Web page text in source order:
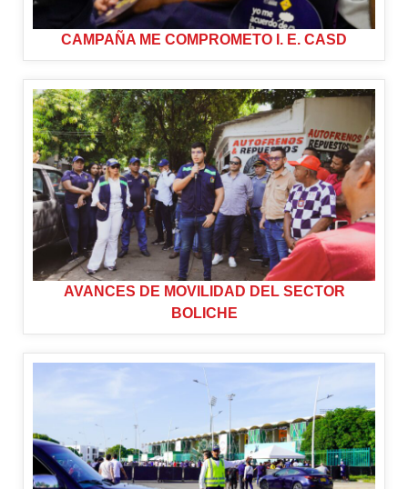
CAMPAÑA ME COMPROMETO I. E. CASD
AVANCES DE MOVILIDAD DEL SECTOR
BOLICHE